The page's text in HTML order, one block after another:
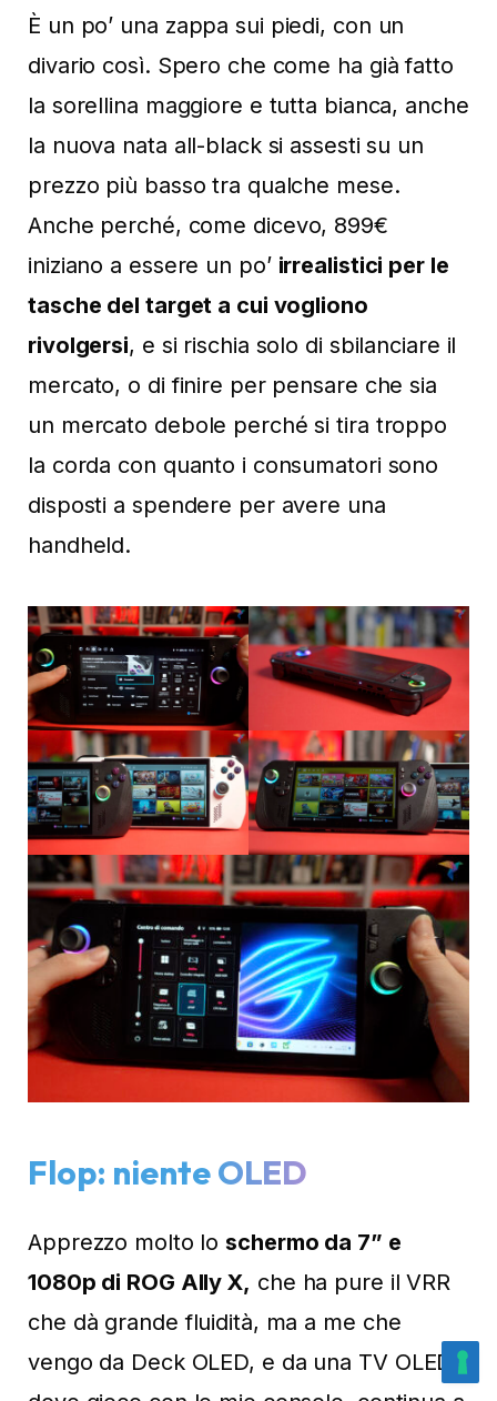
È un po’ una zappa sui piedi, con un
divario così. Spero che come ha già fatto
la sorellina maggiore e tutta bianca, anche
la nuova nata all-black si assesti su un
prezzo più basso tra qualche mese.
Anche perché, come dicevo, 899€
iniziano a essere un po’ irrealistici per le
tasche del target a cui vogliono
rivolgersi, e si rischia solo di sbilanciare il
mercato, o di finire per pensare che sia
un mercato debole perché si tira troppo
la corda con quanto i consumatori sono
disposti a spendere per avere una
handheld.
Flop: niente OLED
Apprezzo molto lo schermo da 7” e
1080p di ROG Ally X, che ha pure il VRR
che dà grande fluidità, ma a me che
vengo da Deck OLED, e da una TV OLED